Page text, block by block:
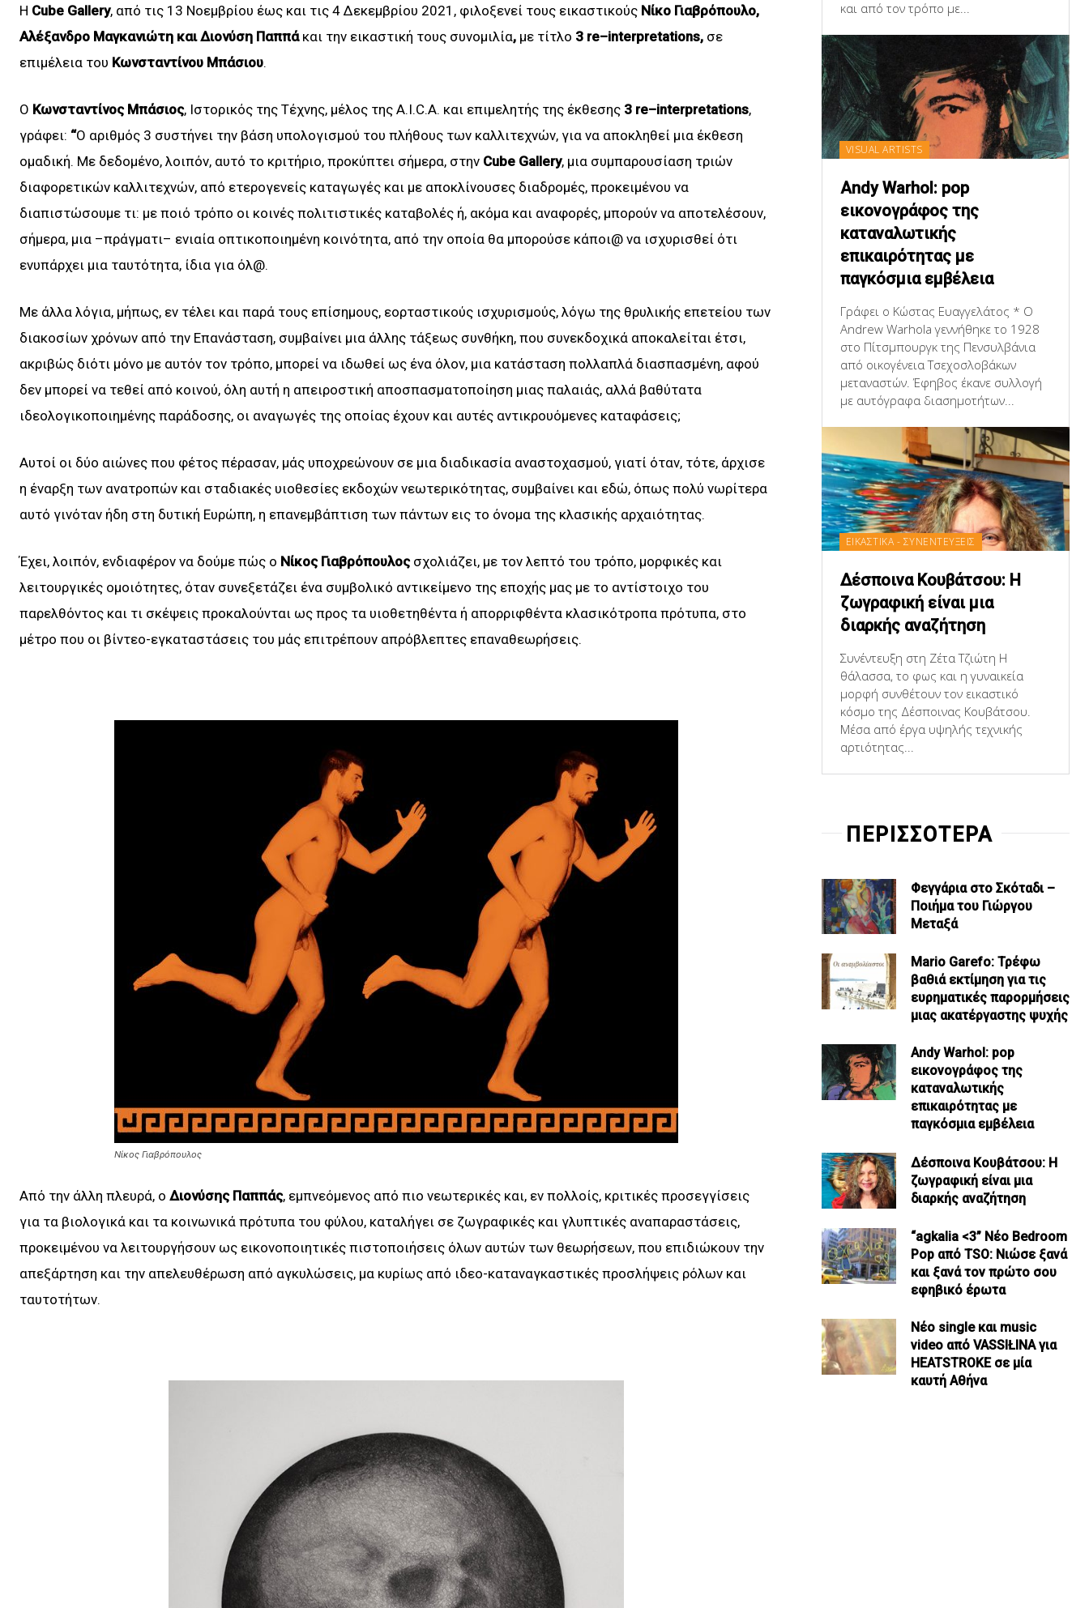
H Cube Gallery, από τις 13 Νοεμβρίου έως και τις 4 Δεκεμβρίου 2021, φιλοξενεί τους εικαστικούς Νίκο Γιαβρόπουλο,
Αλέξανδρο Μαγκανιώτη και Διονύση Παππά και την εικαστική τους συνομιλία, με τίτλο 3 re–interpretations, σε
επιμέλεια του Κωνσταντίνου Μπάσιου.
O Κωνσταντίνος Μπάσιος, Ιστορικός της Τέχνης, μέλος της A.I.C.A. και επιμελητής της έκθεσης 3 re–interpretations,
γράφει: “Ο αριθμός 3 συστήνει την βάση υπολογισμού του πλήθους των καλλιτεχνών, για να αποκληθεί μια έκθεση
ομαδική. Με δεδομένο, λοιπόν, αυτό το κριτήριο, προκύπτει σήμερα, στην Cube Gallery, μια συμπαρουσίαση τριών
διαφορετικών καλλιτεχνών, από ετερογενείς καταγωγές και με αποκλίνουσες διαδρομές, προκειμένου να
διαπιστώσουμε τι: με ποιό τρόπο οι κοινές πολιτιστικές καταβολές ή, ακόμα και αναφορές, μπορούν να αποτελέσουν,
σήμερα, μια –πράγματι– ενιαία οπτικοποιημένη κοινότητα, από την οποία θα μπορούσε κάποι@ να ισχυρισθεί ότι
ενυπάρχει μια ταυτότητα, ίδια για όλ@.
Με άλλα λόγια, μήπως, εν τέλει και παρά τους επίσημους, εορταστικούς ισχυρισμούς, λόγω της θρυλικής επετείου των
διακοσίων χρόνων από την Επανάσταση, συμβαίνει μια άλλης τάξεως συνθήκη, που συνεκδοχικά αποκαλείται έτσι,
ακριβώς διότι μόνο με αυτόν τον τρόπο, μπορεί να ιδωθεί ως ένα όλον, μια κατάσταση πολλαπλά διασπασμένη, αφού
δεν μπορεί να τεθεί από κοινού, όλη αυτή η απειροστική αποσπασματοποίηση μιας παλαιάς, αλλά βαθύτατα
ιδεολογικοποιημένης παράδοσης, οι αναγωγές της οποίας έχουν και αυτές αντικρουόμενες καταφάσεις;
Αυτοί οι δύο αιώνες που φέτος πέρασαν, μάς υποχρεώνουν σε μια διαδικασία αναστοχασμού, γιατί όταν, τότε, άρχισε
η έναρξη των ανατροπών και σταδιακές υιοθεσίες εκδοχών νεωτερικότητας, συμβαίνει και εδώ, όπως πολύ νωρίτερα
αυτό γινόταν ήδη στη δυτική Ευρώπη, η επανεμβάπτιση των πάντων εις το όνομα της κλασικής αρχαιότητας.
Έχει, λοιπόν, ενδιαφέρον να δούμε πώς ο Νίκος Γιαβρόπουλοςσχολιάζει, με τον λεπτό του τρόπο, μορφικές και
λειτουργικές ομοιότητες, όταν συνεξετάζει ένα συμβολικό αντικείμενο της εποχής μας με το αντίστοιχο του
παρελθόντος και τι σκέψεις προκαλούνται ως προς τα υιοθετηθέντα ή απορριφθέντα κλασικότροπα πρότυπα, στο
μέτρο που οι βίντεο-εγκαταστάσεις του μάς επιτρέπουν απρόβλεπτες επαναθεωρήσεις.
Νίκος Γιαβρόπουλος
Από την άλλη πλευρά, ο Διονύσης Παππάς, εμπνεόμενος από πιο νεωτερικές και, εν πολλοίς, κριτικές προσεγγίσεις
για τα βιολογικά και τα κοινωνικά πρότυπα του φύλου, καταλήγει σε ζωγραφικές και γλυπτικές αναπαραστάσεις,
προκειμένου να λειτουργήσουν ως εικονοποιητικές πιστοποιήσεις όλων αυτών των θεωρήσεων, που επιδιώκουν την
απεξάρτηση και την απελευθέρωση από αγκυλώσεις, μα κυρίως από ιδεο-καταναγκαστικές προσλήψεις ρόλων και
ταυτοτήτων.
και από τον τρόπο με...
VISUAL ARTISTS
Andy Warhol: pop
εικονογράφος της
καταναλωτικής
επικαιρότητας με
παγκόσμια εμβέλεια
Γράφει ο Κώστας Ευαγγελάτος * Ο
Andrew Warhola γεννήθηκε το 1928
στο Πίτσμπουργκ της Πενσυλβάνια
από οικογένεια Τσεχοσλοβάκων
μεταναστών. Έφηβος έκανε συλλογή
με αυτόγραφα διασημοτήτων...
ΕΙΚΑΣΤΙΚΑ - ΣΥΝΕΝΤΕΥΞΕΙΣ
Δέσποινα Κουβάτσου: Η
ζωγραφική είναι μια
διαρκής αναζήτηση
Συνέντευξη στη Ζέτα Τζιώτη Η
θάλασσα, το φως και η γυναικεία
μορφή συνθέτουν τον εικαστικό
κόσμο της Δέσποινας Κουβάτσου.
Μέσα από έργα υψηλής τεχνικής
αρτιότητας...
ΠΕΡΙΣΣΟΤΕΡΑ
Φεγγάρια στο Σκόταδι –
Ποιήμα του Γιώργου
Μεταξά
Mario Garefo: Τρέφω
βαθιά εκτίμηση για τις
ευρηματικές παρορμήσεις
μιας ακατέργαστης ψυχής
Andy Warhol: pop
εικονογράφος της
καταναλωτικής
επικαιρότητας με
παγκόσμια εμβέλεια
Δέσποινα Κουβάτσου: Η
ζωγραφική είναι μια
διαρκής αναζήτηση
“agkalia <3” Νέο Bedroom
Pop από TSO: Νιώσε ξανά
και ξανά τον πρώτο σου
εφηβικό έρωτα
Νέο single και music
video από VASSIŁINA για
HEATSTROKE σε μία
καυτή Αθήνα